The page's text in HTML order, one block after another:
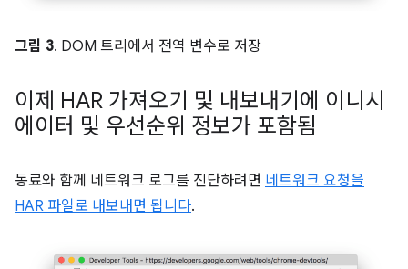
그림 3. DOM 트리에서 전역 변수로 저장
이제 HAR 가져오기 및 내보내기에 이니시
에이터 및 우선순위 정보가 포함됨
동료와 함께 네트워크 로그를 진단하려면 네트워크 요청을
HAR 파일로 내보내면 됩니다.